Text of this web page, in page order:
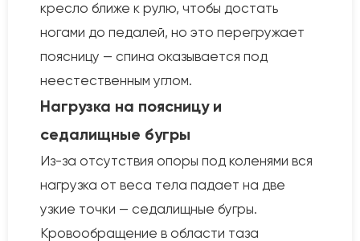
кресло ближе к рулю, чтобы достать
ногами до педалей, но это перегружает
поясницу — спина оказывается под
неестественным углом.
Нагрузка на поясницу и
седалищные бугры
Из-за отсутствия опоры под коленями вся
нагрузка от веса тела падает на две
узкие точки — седалищные бугры.
Кровообращение в области таза